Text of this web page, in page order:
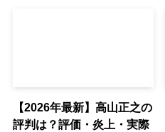
【2026年最新】高山正之の
評判は？評価・炎上・実際